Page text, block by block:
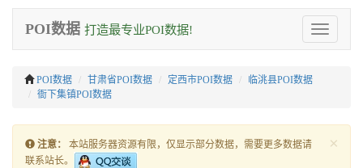
Toggle
navigation
POI数据 打造最专业POI数据!
POI数据 甘肃省POI数据 定西市POI数据
临洮县POI数据
衙下集镇POI数据
×
注意：
本站服务器资源有限，仅显示部分数据，需要更多数据请
联系站长。